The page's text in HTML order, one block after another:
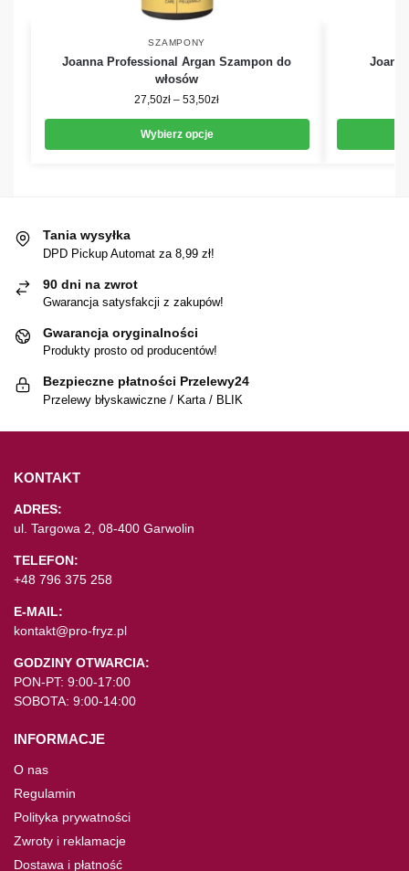
SZAMPONY
Joanna Professional Argan Szampon do
włosów
27,50zł – 53,50zł
Wybierz opcje
Tania wysyłka
DPD Pickup Automat za 8,99 zł!
90 dni na zwrot
Gwarancja satysfakcji z zakupów!
Gwarancja oryginalności
Produkty prosto od producentów!
Bezpieczne płatności Przelewy24
Przelewy błyskawiczne / Karta / BLIK
KONTAKT
ADRES:
ul. Targowa 2, 08-400 Garwolin
TELEFON:
+48 796 375 258
E-MAIL:
kontakt@pro-fryz.pl
GODZINY OTWARCIA:
PON-PT: 9:00-17:00
SOBOTA: 9:00-14:00
INFORMACJE
O nas
Regulamin
Polityka prywatności
Zwroty i reklamacje
Dostawa i płatność